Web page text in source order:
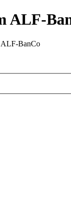
ALF-
ALF-BanCo